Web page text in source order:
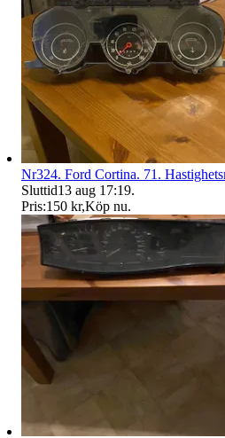
Nr324. Ford Cortina. 71.
Sluttid13 aug 17:19.
Pris:150 kr,Köp nu.